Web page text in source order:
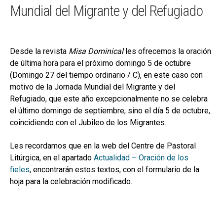
hijo
SOBRE NOSOTROS
hijo
menú
BLOG
menú
CONTACTO
MI CUENTA
BUSCAR
ESP
Mundial del Migrante y del Refugiado
Desde la revista Misa Dominicalles ofrecemos la oración
de última hora para el próximo domingo 5 de octubre
(Domingo 27 del tiempo ordinario / C), en este caso con
motivo de la Jornada Mundial del Migrante y del
Refugiado, que este año excepcionalmente no se celebra
el último domingo de septiembre, sino el día 5 de octubre,
coincidiendo con el Jubileo de los Migrantes.
Les recordamos que en la web del Centre de Pastoral
Litúrgica, en el apartado Actualidad – Oración de los
fieles, encontrarán estos textos, con el formulario de la
hoja para la celebración modificado.